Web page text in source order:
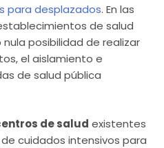
para desplazados. En las
de salud
posibilidad de realizar
el aislamiento e
de salud pública
de salud existentes
cuidados intensivos para